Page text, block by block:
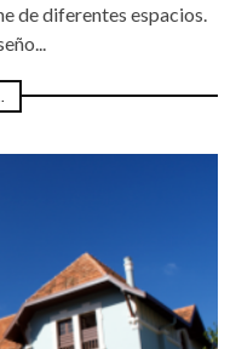
de diferentes espacios.